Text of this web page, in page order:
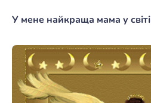
У мене найкраща мама у світі